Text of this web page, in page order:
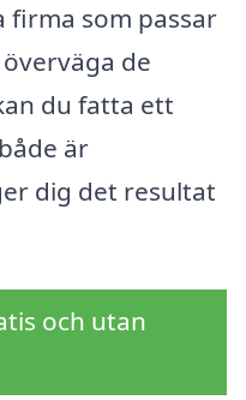
som passar
de
du fatta ett
är
dig det resultat
och utan